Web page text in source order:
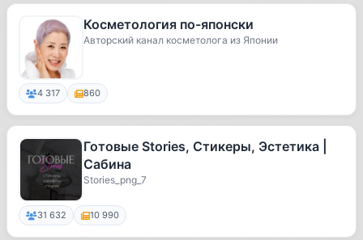
Косметология по-японски
Авторский канал косметолога из Японии
4 317 860
Готовые Stories, Стикеры, Эстетика |
Сабина
Stories_png_7
31 632 10 990